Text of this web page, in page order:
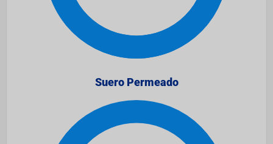
Suero Permeado